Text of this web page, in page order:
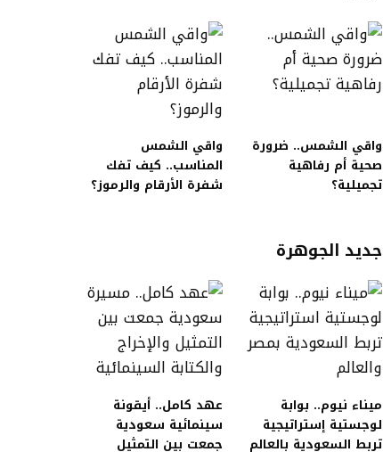
واقي الشمس.. ضرورة
صحية أم رفاهية
تجميلية؟
واقي الشمس
المناسب.. كيف تفك
شفرة الأرقام والرموز؟
جديد الجوهرة
ميناء نيوم.. بوابة
لوجستية إستراتيجية
تربط السعودية بالعالم
عهد كامل.. أيقونة
سينمائية سعودية
جمعت بين التمثيل